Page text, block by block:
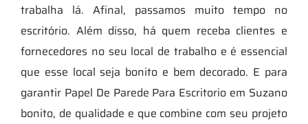
trabalha lá. Afinal, passamos muito tempo no
escritório. Além disso, há quem receba clientes e
fornecedores no seu local de trabalho e é essencial
que esse local seja bonito e bem decorado. E para
garantir Papel De Parede Para Escritorio em Suzano
bonito, de qualidade e que combine com seu projeto